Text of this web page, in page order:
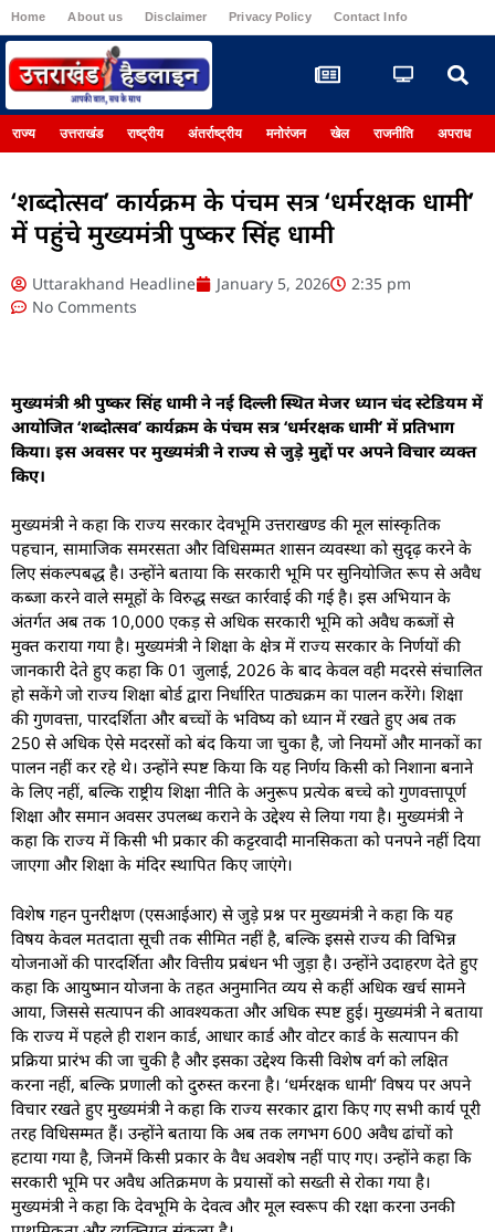
Home About us Disclaimer Privacy Policy Contact Info
राज्य उत्तराखंड राष्ट्रीय अंतर्राष्ट्रीय मनोरंजन खेल राजनीति अपराध
‘शब्दोत्सव’ कार्यक्रम के पंचम सत्र ‘धर्मरक्षक धामी’
में पहुंचे मुख्यमंत्री पुष्कर सिंह धामी
Uttarakhand Headline January 5, 2026
2:35 pm
No Comments
मुख्यमंत्री श्री पुष्कर सिंह धामी ने नई दिल्ली स्थित मेजर ध्यान चंद स्टेडियम में
आयोजित ‘शब्दोत्सव’ कार्यक्रम के पंचम सत्र ‘धर्मरक्षक धामी’ में प्रतिभाग
किया। इस अवसर पर मुख्यमंत्री ने राज्य से जुड़े मुद्दों पर अपने विचार व्यक्त
किए।
मुख्यमंत्री ने कहा कि राज्य सरकार देवभूमि उत्तराखण्ड की मूल सांस्कृतिक
पहचान, सामाजिक समरसता और विधिसम्मत शासन व्यवस्था को सुदृढ़ करने के
लिए संकल्पबद्ध है। उन्होंने बताया कि सरकारी भूमि पर सुनियोजित रूप से अवैध
कब्जा करने वाले समूहों के विरुद्ध सख्त कार्रवाई की गई है। इस अभियान के
अंतर्गत अब तक 10,000 एकड़ से अधिक सरकारी भूमि को अवैध कब्जों से
मुक्त कराया गया है। मुख्यमंत्री ने शिक्षा के क्षेत्र में राज्य सरकार के निर्णयों की
जानकारी देते हुए कहा कि 01 जुलाई, 2026 के बाद केवल वही मदरसे संचालित
हो सकेंगे जो राज्य शिक्षा बोर्ड द्वारा निर्धारित पाठ्यक्रम का पालन करेंगे। शिक्षा
की गुणवत्ता, पारदर्शिता और बच्चों के भविष्य को ध्यान में रखते हुए अब तक
250 से अधिक ऐसे मदरसों को बंद किया जा चुका है, जो नियमों और मानकों का
पालन नहीं कर रहे थे। उन्होंने स्पष्ट किया कि यह निर्णय किसी को निशाना बनाने
के लिए नहीं, बल्कि राष्ट्रीय शिक्षा नीति के अनुरूप प्रत्येक बच्चे को गुणवत्तापूर्ण
शिक्षा और समान अवसर उपलब्ध कराने के उद्देश्य से लिया गया है। मुख्यमंत्री ने
कहा कि राज्य में किसी भी प्रकार की कट्टरवादी मानसिकता को पनपने नहीं दिया
जाएगा और शिक्षा के मंदिर स्थापित किए जाएंगे।
विशेष गहन पुनरीक्षण (एसआईआर) से जुड़े प्रश्न पर मुख्यमंत्री ने कहा कि यह
विषय केवल मतदाता सूची तक सीमित नहीं है, बल्कि इससे राज्य की विभिन्न
योजनाओं की पारदर्शिता और वित्तीय प्रबंधन भी जुड़ा है। उन्होंने उदाहरण देते हुए
कहा कि आयुष्मान योजना के तहत अनुमानित व्यय से कहीं अधिक खर्च सामने
आया, जिससे सत्यापन की आवश्यकता और अधिक स्पष्ट हुई। मुख्यमंत्री ने बताया
कि राज्य में पहले ही राशन कार्ड, आधार कार्ड और वोटर कार्ड के सत्यापन की
प्रक्रिया प्रारंभ की जा चुकी है और इसका उद्देश्य किसी विशेष वर्ग को लक्षित
करना नहीं, बल्कि प्रणाली को दुरुस्त करना है। ‘धर्मरक्षक धामी’ विषय पर अपने
विचार रखते हुए मुख्यमंत्री ने कहा कि राज्य सरकार द्वारा किए गए सभी कार्य पूरी
तरह विधिसम्मत हैं। उन्होंने बताया कि अब तक लगभग 600 अवैध ढांचों को
हटाया गया है, जिनमें किसी प्रकार के वैध अवशेष नहीं पाए गए। उन्होंने कहा कि
सरकारी भूमि पर अवैध अतिक्रमण के प्रयासों को सख्ती से रोका गया है।
मुख्यमंत्री ने कहा कि देवभूमि के देवत्व और मूल स्वरूप की रक्षा करना उनकी